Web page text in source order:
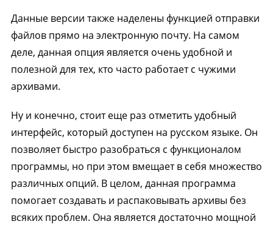
Данные версии также наделены функцией отправки
файлов прямо на электронную почту. На самом
деле, данная опция является очень удобной и
полезной для тех, кто часто работает с чужими
архивами.
Ну и конечно, стоит еще раз отметить удобный
интерфейс, который доступен на русском языке. Он
позволяет быстро разобраться с функционалом
программы, но при этом вмещает в себя множество
различных опций. В целом, данная программа
помогает создавать и распаковывать архивы без
всяких проблем. Она является достаточно мощной